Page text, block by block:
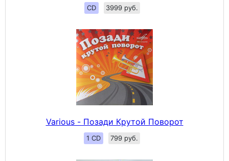
CD 3999 руб.
Various - Позади Крутой Поворот
1 CD 799 руб.